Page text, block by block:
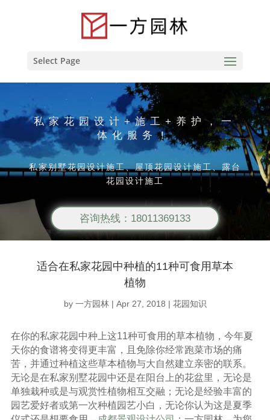
Select Page
私家花园设计+施工+养护，一
体化服务！
私家别墅花园设计施工、屋顶花园设计施工、露台
花园设计施工
咨询热线：18011369133
适合在私家花园中种植的11种可食用草本
植物
by 一方园林| Apr 27, 2018 | 花园知识
在你的私家花园中种上这11种可食用的草本植物，今年夏
天你的食谱将变得更丰富，且免除你经常跑菜市场的痛
苦，并通过种植这些草本植物与大自然建立亲密的联系。
无论是在私家别墅花园中还是在阳台上的花盆里，无论是
单独栽种或是与观赏性植物相互交融；无论是经验丰富的
园艺爱好者或第一次种植园艺小白，无论你认为这是夏季